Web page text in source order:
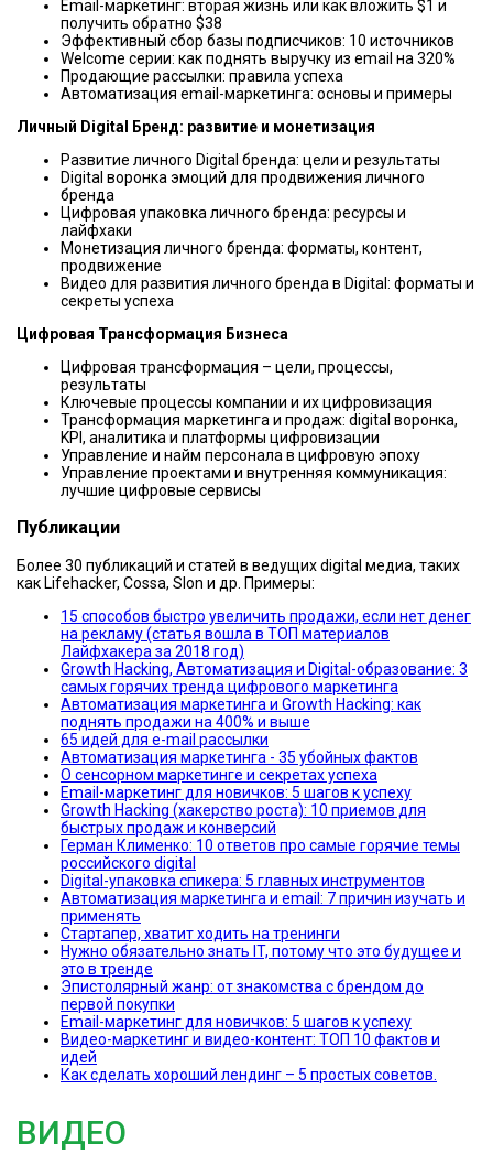
Email-маркетинг: вторая жизнь или как вложить $1 и
получить обратно $38
Эффективный сбор базы подписчиков: 10 источников
Welcome серии: как поднять выручку из email на 320%
Продающие рассылки: правила успеха
Автоматизация email-маркетинга: основы и примеры
Личный Digital Бренд: развитие и монетизация
Развитие личного Digital бренда: цели и результаты
Digital воронка эмоций для продвижения личного
бренда
Цифровая упаковка личного бренда: ресурсы и
лайфхаки
Монетизация личного бренда: форматы, контент,
продвижение
Видео для развития личного бренда в Digital: форматы и
секреты успеха
Цифровая Трансформация Бизнеса
Цифровая трансформация – цели, процессы,
результаты
Ключевые процессы компании и их цифровизация
Трансформация маркетинга и продаж: digital воронка,
KPI, аналитика и платформы цифровизации
Управление и найм персонала в цифровую эпоху
Управление проектами и внутренняя коммуникация:
лучшие цифровые сервисы
Публикации
Более 30 публикаций и статей в ведущих digital медиа, таких
как Lifehacker, Cossa, Slon и др. Примеры:
15 способов быстро увеличить продажи, если нет денег
на рекламу (статья вошла в ТОП материалов
Лайфхакера за 2018 год)
Growth Hacking, Автоматизация и Digital-образование: 3
самых горячих тренда цифрового маркетинга
Автоматизация маркетинга и Growth Hacking: как
поднять продажи на 400% и выше
65 идей для e-mail рассылки
Автоматизация маркетинга - 35 убойных фактов
О сенсорном маркетинге и секретах успеха
Email-маркетинг для новичков: 5 шагов к успеху
Growth Hacking (хакерство роста): 10 приемов для
быстрых продаж и конверсий
Герман Клименко: 10 ответов про самые горячие темы
российского digital
Digital-упаковка спикера: 5 главных инструментов
Автоматизация маркетинга и email: 7 причин изучать и
применять
Стартапер, хватит ходить на тренинги
Нужно обязательно знать IT, потому что это будущее и
это в тренде
Эпистолярный жанр: от знакомства с брендом до
первой покупки
Email-маркетинг для новичков: 5 шагов к успеху
Видео-маркетинг и видео-контент: ТОП 10 фактов и
идей
Как сделать хороший лендинг – 5 простых советов.
ВИДЕО